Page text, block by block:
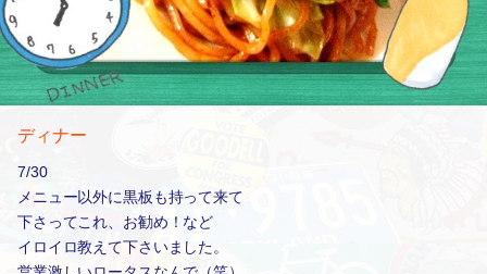
ディナー
7/30
メニュー以外に黒板も持って来て
下さってこれ、お勧め！など
イロイロ教えて下さいました。